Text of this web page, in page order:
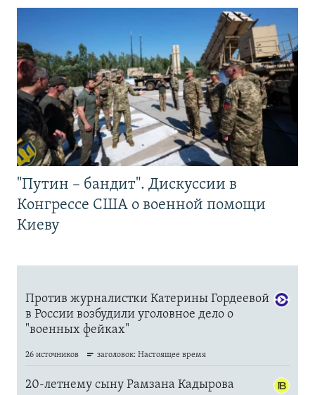
"Путин – бандит". Дискуссии в
Конгрессе США о военной помощи
Киеву